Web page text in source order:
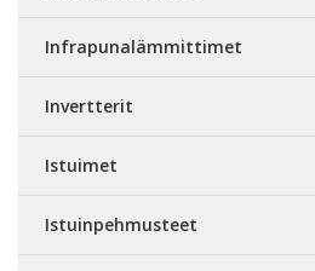
Infrapunalämmittimet
Invertterit
Istuimet
Istuinpehmusteet